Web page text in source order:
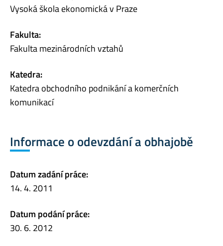
Vysoká škola ekonomická v Praze
Fakulta:
Fakulta mezinárodních vztahů
Katedra:
Katedra obchodního podnikání a komerčních
komunikací
Informace o odevzdání a obhajobě
Datum zadání práce:
14. 4. 2011
Datum podání práce:
30. 6. 2012